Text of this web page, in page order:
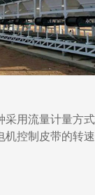
采用流量计量方
机控制皮带的转